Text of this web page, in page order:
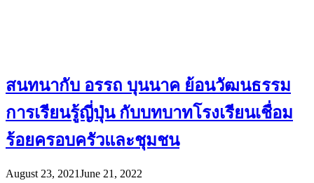
สนทนากับ อรรถ บุนนาค ย้อนวัฒนธรรม
การเรียนรู้ญี่ปุ่น กับบทบาทโรงเรียนเชื่อม
ร้อยครอบครัวและชุมชน
August 23, 2021June 21, 2022